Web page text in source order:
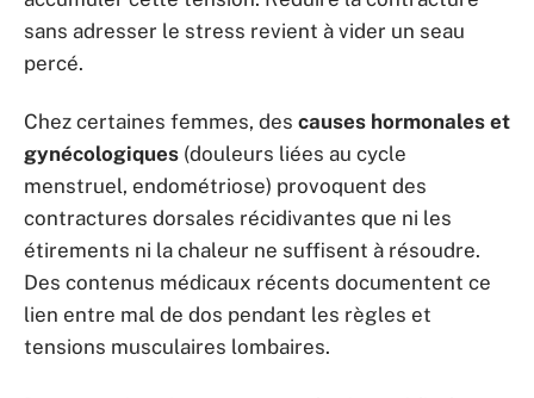
sans adresser le stress revient à vider un seau
percé.
Chez certaines femmes, des causes hormonales et
gynécologiques (douleurs liées au cycle
menstruel, endométriose) provoquent des
contractures dorsales récidivantes que ni les
étirements ni la chaleur ne suffisent à résoudre.
Des contenus médicaux récents documentent ce
lien entre mal de dos pendant les règles et
tensions musculaires lombaires.